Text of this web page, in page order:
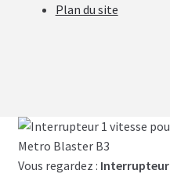
Plan du site
Vous regardez : Interrupteur